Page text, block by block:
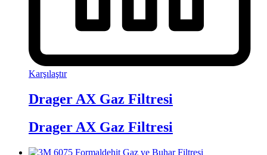
Karşılaştır
Drager AX Gaz Filtresi
Drager AX Gaz Filtresi